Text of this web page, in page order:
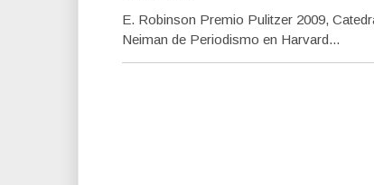
E. Robinson Premio Pulitzer 2009,
Neiman de Periodismo en Harvard...